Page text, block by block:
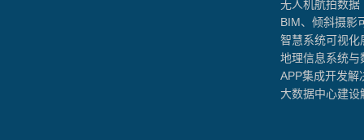
无人机航拍数据
BIM、倾斜摄影
智慧系统可视化
地理信息系统与
APP集成开发解
大数据中心建设